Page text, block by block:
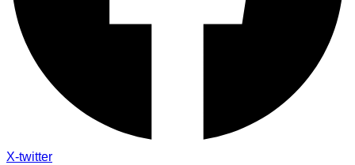
X-twitter